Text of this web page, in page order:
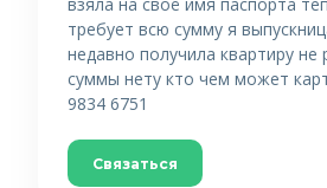
требует всю сумму я
недавно получила квартиру
суммы нету кто чем может
9834 6751
Связаться